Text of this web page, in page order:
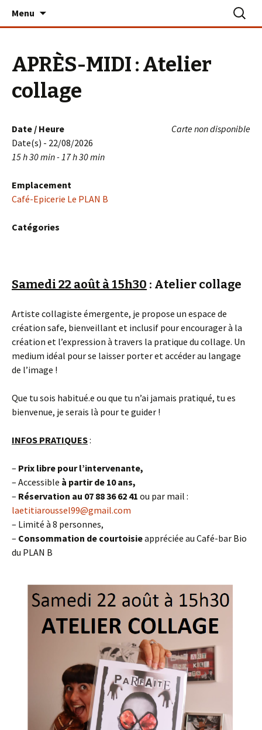
Le PLAN B – La Turballe
Menu
APRÈS-MIDI : Atelier
collage
Carte non disponible
Date / Heure
Date(s) - 22/08/2026
15 h 30 min - 17 h 30 min
Emplacement
Café-Epicerie Le PLAN B
Catégories
Samedi 22 août à 15h30 : Atelier collage
Artiste collagiste émergente, je propose un espace de
création safe, bienveillant et inclusif pour encourager à la
création et l’expression à travers la pratique du collage. Un
medium idéal pour se laisser porter et accéder au langage
de l’image !
Que tu sois habitué.e ou que tu n’ai jamais pratiqué, tu es
bienvenue, je serais là pour te guider !
INFOS PRATIQUES:
– Prix libre pour l’intervenante,
– Accessible à partir de 10 ans,
– Réservation au 07 88 36 62 41 ou par mail :
laetitiaroussel99@gmail.com
– Limité à 8 personnes,
– Consommation de courtoisieappréciée au Café-bar Bio
du PLAN B